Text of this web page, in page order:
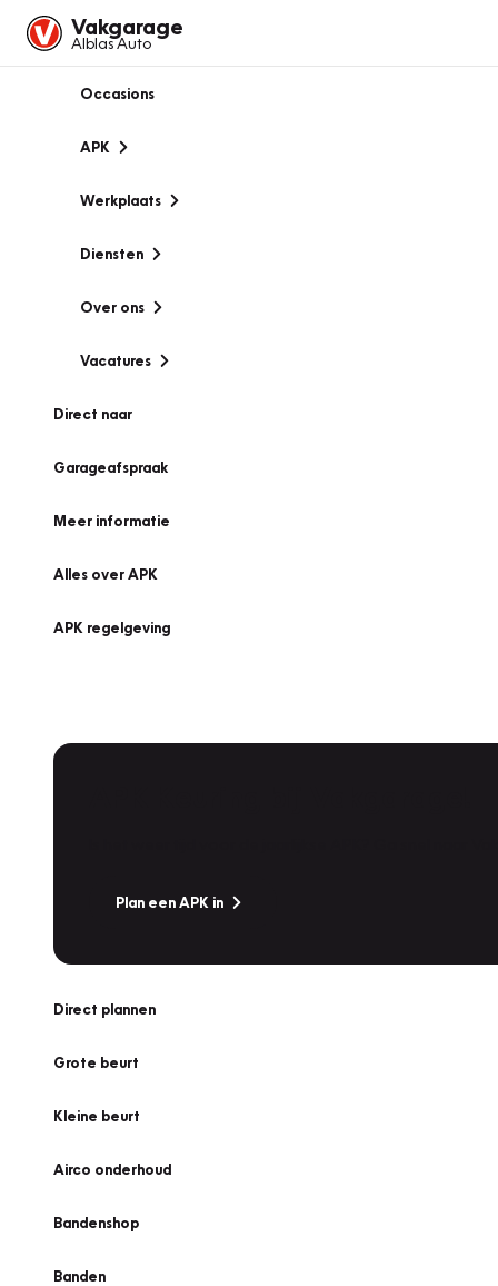
Vakgarage
Alblas Auto
Occasions
APK
Werkplaats
Diensten
Over ons
Vacatures
Direct naar
Garageafspraak
Meer informatie
Alles over APK
APK regelgeving
Plan een APK in
Direct plannen
Grote beurt
Kleine beurt
Airco onderhoud
Bandenshop
Banden